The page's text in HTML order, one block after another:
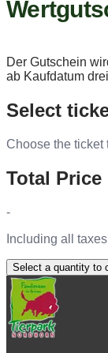
Der Gutschein
ab Kaufdatum
Select
Choose the ticket
Total Price
-
Including all taxes
Select a quantity to